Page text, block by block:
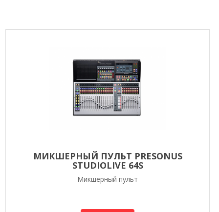
МИКШЕРНЫЙ ПУЛЬТ PRESONUS
STUDIOLIVE 64S
Микшерный пульт